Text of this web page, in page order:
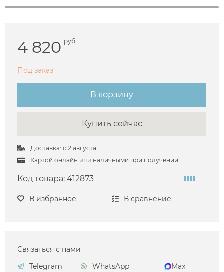
4 820 руб.
Под заказ
В корзину
Купить сейчас
Доставка: с 2 августа
Картой онлайн или наличными при получении
Код товара: 412873
В избранное В сравнение
Связаться с нами
Telegram
WhatsApp Max